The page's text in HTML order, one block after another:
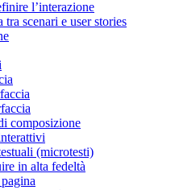
l’interazione
scenari e user stories
composizione
(microtesti)
in alta fedeltà